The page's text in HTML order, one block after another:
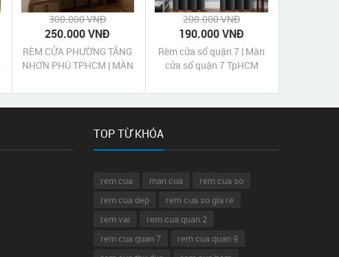
300.000 VNĐ
250.000 VNĐ
RÈM CỬA PHƯỜNG TĂNG
NHƠN PHÚ TPHCM | MÀN
NHƠN PHÚ TPHCM
200.000 VNĐ
190.000 VNĐ
Rèm cửa sổ quận 7 | Màn
cửa sổ quận 7 TpHCM
TOP TỪ KHÓA
rem cua man cua
rem cua so
rem cua dep
rem cua so gia re
rem vai
rem cua quan 2
rem cua quan 7
rem cua quan 9